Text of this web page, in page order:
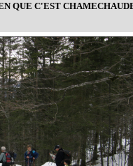
QUE C'EST